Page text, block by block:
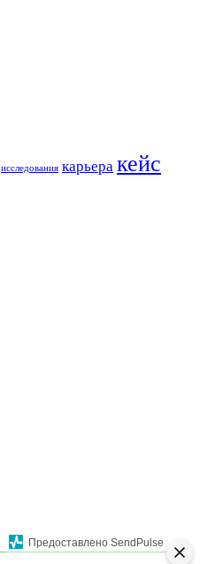
Предоставлено SendPulse
исследования карьера кейс